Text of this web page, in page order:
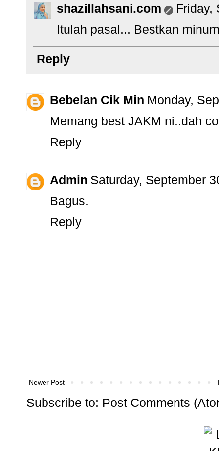
shazillahsani.com
Friday,
Itulah pasal... Bestkan
Reply
Bebelan Cik Min Monday,
Memang best JAKM ni..dah
Reply
Admin Saturday, September
Bagus.
Reply
Newer Post
Subscribe to: Post Comments